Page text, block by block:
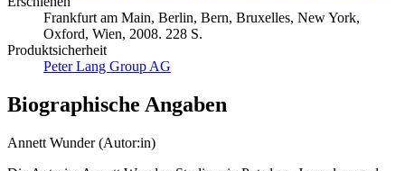
Frankfurt am Main, Berlin, Bern, Bruxelles, New York,
Oxford, Wien, 2008. 228 S.
Produktsicherheit
Peter Lang Group AG
Biographische Angaben
Annett Wunder (Autor:in)